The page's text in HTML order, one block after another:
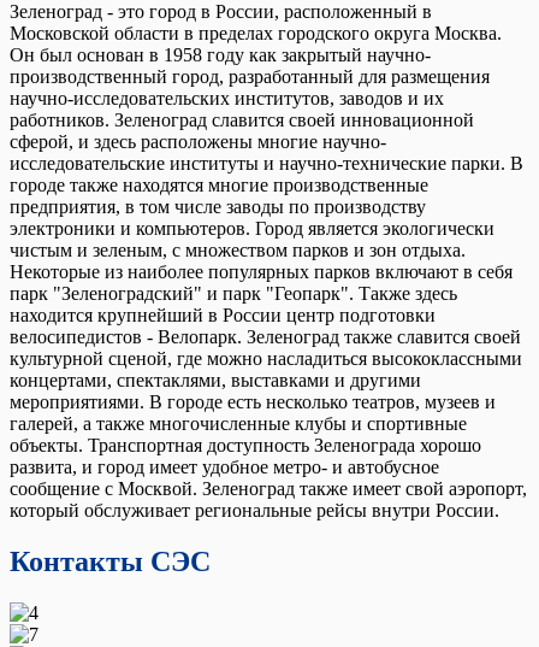
Зеленоград - это город в России, расположенный в
Московской области в пределах городского округа Москва.
Он был основан в 1958 году как закрытый научно-
производственный город, разработанный для размещения
научно-исследовательских институтов, заводов и их
работников. Зеленоград славится своей инновационной
сферой, и здесь расположены многие научно-
исследовательские институты и научно-технические парки. В
городе также находятся многие производственные
предприятия, в том числе заводы по производству
электроники и компьютеров. Город является экологически
чистым и зеленым, с множеством парков и зон отдыха.
Некоторые из наиболее популярных парков включают в себя
парк "Зеленоградский" и парк "Геопарк". Также здесь
находится крупнейший в России центр подготовки
велосипедистов - Велопарк. Зеленоград также славится своей
культурной сценой, где можно насладиться высококлассными
концертами, спектаклями, выставками и другими
мероприятиями. В городе есть несколько театров, музеев и
галерей, а также многочисленные клубы и спортивные
объекты. Транспортная доступность Зеленограда хорошо
развита, и город имеет удобное метро- и автобусное
сообщение с Москвой. Зеленоград также имеет свой аэропорт,
который обслуживает региональные рейсы внутри России.
Контакты СЭС